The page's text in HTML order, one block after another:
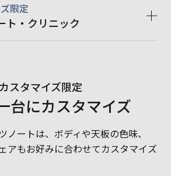
限定
ト・クリニック
カスタマイズ限定
台にカスタマイズ
ノートは、ボディや天板の色味、
アもお好みに合わせてカスタマイズ